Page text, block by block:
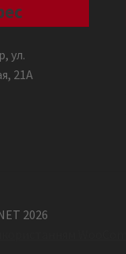
ул.
21А
2026